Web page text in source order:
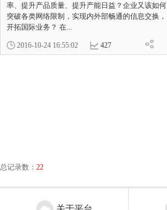
率、提升产品质量、提升产能日益？企业又该如何
突破各类网络限制，实现内外部畅通的信息交换，
开拓国际业务？ 在...
2016-10-24 16:55:02 427
总记录数： 22